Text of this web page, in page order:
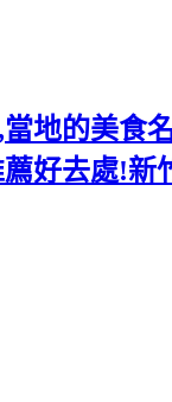
地的美食
好去處!